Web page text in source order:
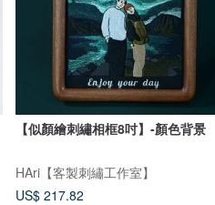
【似顏繪刺繡相框8吋】-顏色背景
HAri【客製刺繡工作室】
US$ 217.82